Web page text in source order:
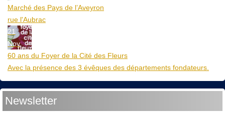
Marché des Pays de l’Aveyron
rue l'Aubrac
21
Nov
60 ans du Foyer de la Cité des Fleurs
Avec la présence des 3 évêques des départements fondateurs.
Newsletter